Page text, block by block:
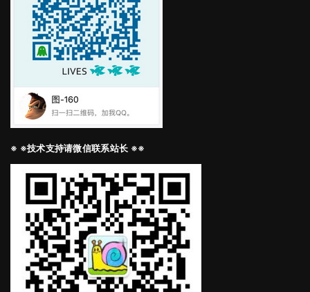
※ ※技术支持请微信联系站长 ※※